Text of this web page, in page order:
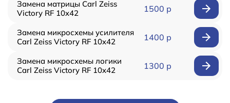
Замена матрицы Carl Zeiss
Victory RF 10x42
1500 р
Замена микросхемы усилителя
Carl Zeiss Victory RF 10x42
1400 р
Замена микросхемы логики
Carl Zeiss Victory RF 10x42
1300 р